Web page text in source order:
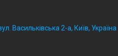
Васильківська 2-а, Київ, Україна